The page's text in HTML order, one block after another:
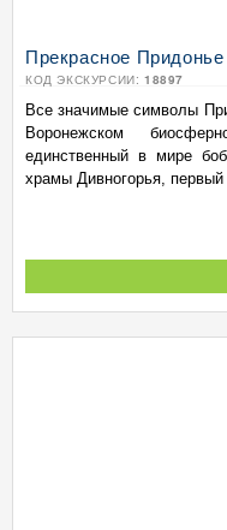
Прекрасное
КОД ЭКСКУРСИИ: 18897
Все значимые символы
Воронежском
единственный в мире
храмы Дивногорья, первый